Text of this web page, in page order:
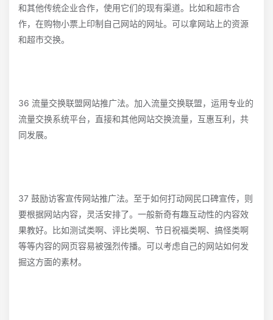
和其他传统企业合作，使用它们的现有渠道。比如和超市合
作，在购物小票上印制自己网站的网址。可以拿网站上的资源
和超市交换。
36 流量交换联盟网站推广法。加入流量交换联盟，运用专业的
流量交换系统平台，直接和其他网站交换流量，互惠互利，共
同发展。
37 鼓励访客宣传网站推广法。至于如何打动网民口碑宣传，则
要根据网站内容，灵活安排了。一般新奇有趣互动性的内容效
果教好。比如测试类啊、评比类啊、节日祝福类啊、搞怪类啊
等等内容的网页容易被强烈传播。可以考虑自己的网站如何发
掘这方面的素材。